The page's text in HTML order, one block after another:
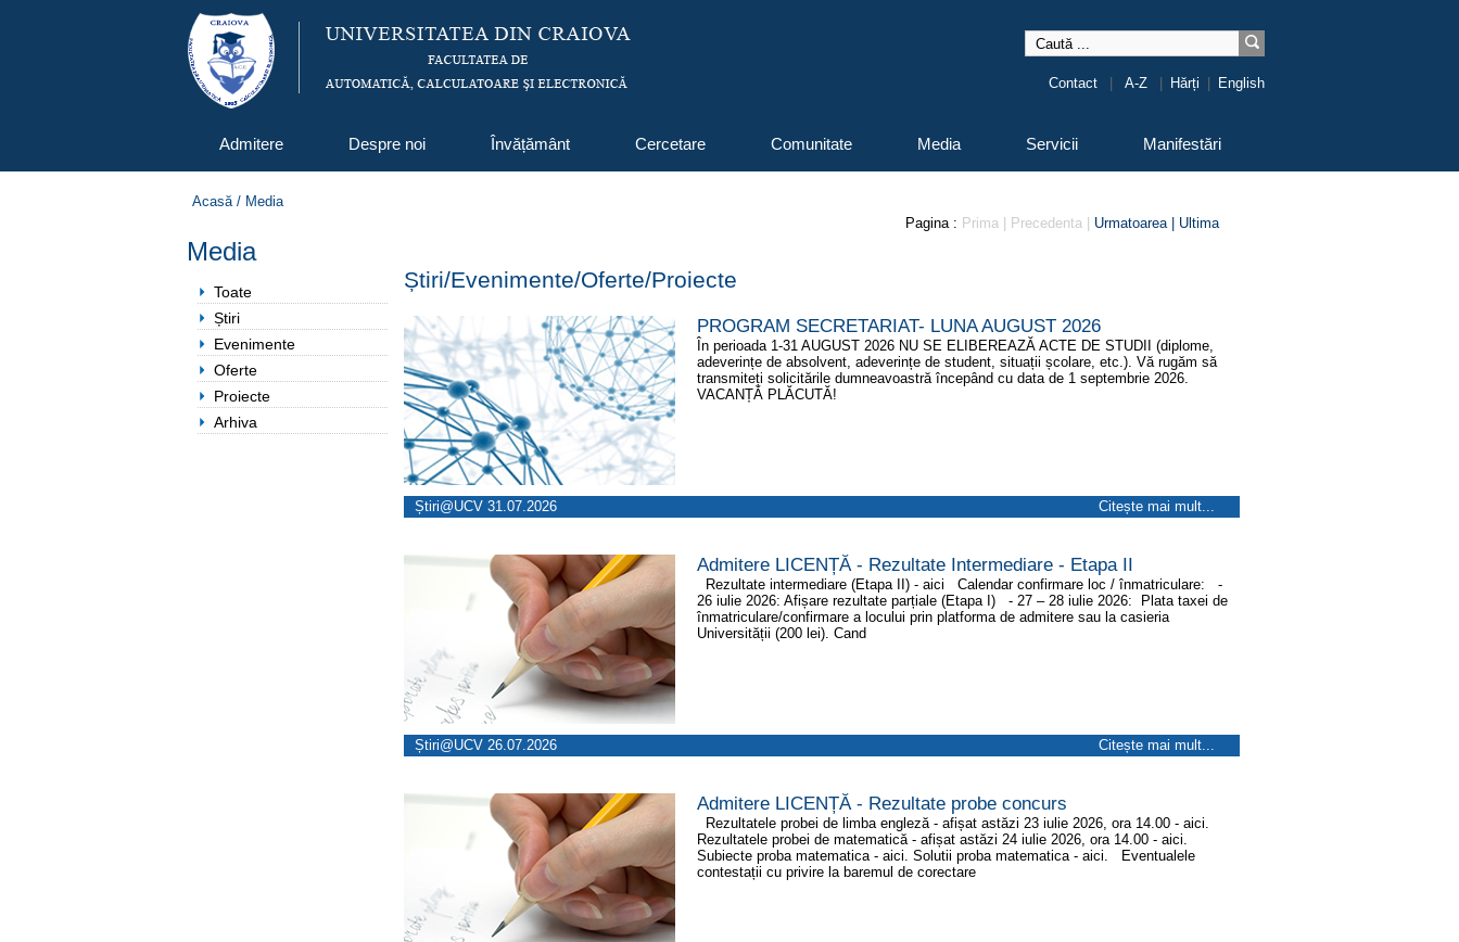
Contact A-Z Hărți English
Admitere Despre noi Învățământ Cercetare Comunitate Media Servicii Manifestări
Acasă/ Media
Media
Toate
Știri
Evenimente
Oferte
Proiecte
Arhiva
Pagina : Prima | Precedenta | Urmatoarea | Ultima
Știri/Evenimente/Oferte/Proiecte
PROGRAM SECRETARIAT- LUNA AUGUST 2026
În perioada 1-31 AUGUST 2026 NU SE ELIBEREAZĂ ACTE DE STUDII (diplome,
adeverințe de absolvent, adeverințe de student, situații școlare, etc.). Vă rugăm să
transmiteți solicitările dumneavoastră începând cu data de 1 septembrie 2026.
VACANȚĂ PLĂCUTĂ!
Știri@UCV 31.07.2026 Citește mai mult...
Admitere LICENȚĂ - Rezultate Intermediare - Etapa II
Rezultate intermediare (Etapa II) - aici Calendar confirmare loc / înmatriculare: -
26 iulie 2026: Afișare rezultate parțiale (Etapa I) - 27 – 28 iulie 2026: Plata taxei de
înmatriculare/confirmare a locului prin platforma de admitere sau la casieria
Universității (200 lei). Cand
Știri@UCV 26.07.2026 Citește mai mult...
Admitere LICENȚĂ - Rezultate probe concurs
Rezultatele probei de limba engleză - afișat astăzi 23 iulie 2026, ora 14.00 - aici.
Rezultatele probei de matematică - afișat astăzi 24 iulie 2026, ora 14.00 - aici.
Subiecte proba matematica - aici. Solutii proba matematica - aici. Eventualele
contestații cu privire la baremul de corectare